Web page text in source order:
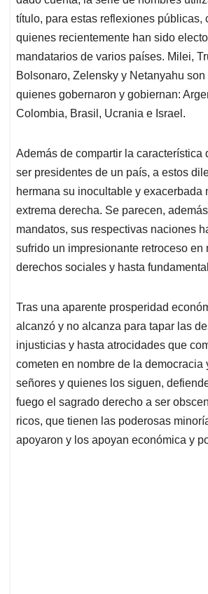
p
p
o
k
I
n
s
título, para estas reflexiones públicas,
quienes recientemente han sido
mandatarios de varios países. Milei,
Bolsonaro, Zelensky y Netanyahu
quienes gobernaron y gobiernan:
Colombia, Brasil, Ucrania e Israel.
Además de compartir la característica
ser presidentes de un país, a estos
hermana su inocultable y exacerbada
extrema derecha. Se parecen,
mandatos, sus respectivas naciones
sufrido un impresionante retroceso en
derechos sociales y hasta
Tras una aparente prosperidad
alcanzó y no alcanza para tapar las
injusticias y hasta atrocidades que
cometen en nombre de la democracia
señores y quienes los siguen,
fuego el sagrado derecho a ser
ricos, que tienen las poderosas
apoyaron y los apoyan económica y